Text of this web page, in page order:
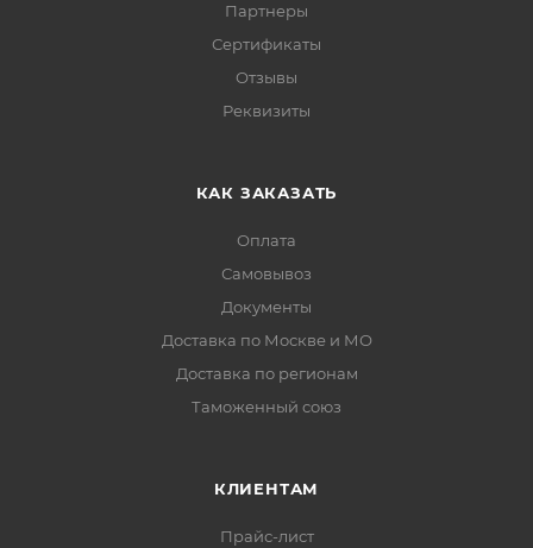
Партнеры
Сертификаты
Отзывы
Реквизиты
КАК ЗАКАЗАТЬ
Оплата
Самовывоз
Документы
Доставка по Москве и МО
Доставка по регионам
Таможенный союз
КЛИЕНТАМ
Прайс-лист